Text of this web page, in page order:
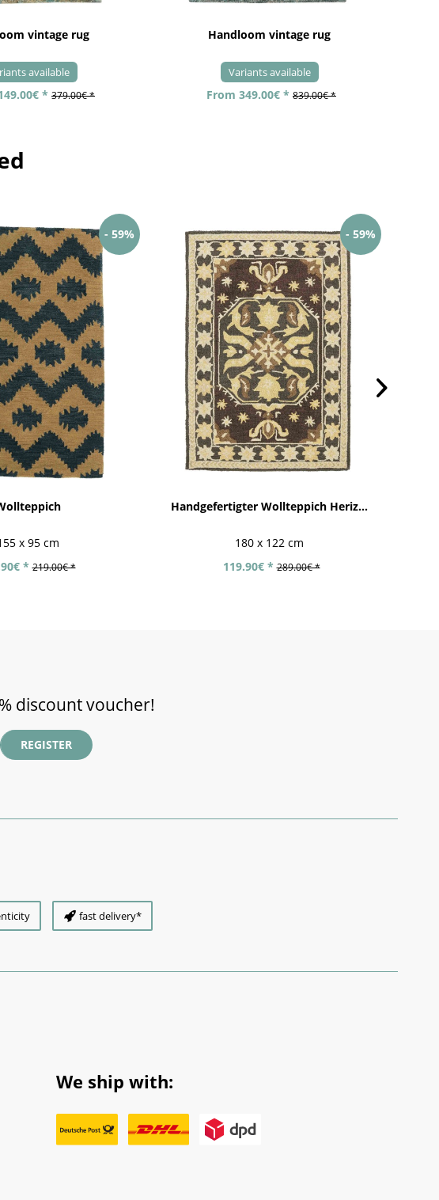
vintage rug
available
* 379.00€ *
Handloom vintage rug
Variants available
From 349.00€ * 839.00€ *
- 59%
x 95 cm
* 219.00€ *
- 59%
Handgefertigter Wollteppich Heriz...
180 x 122 cm
119.90€ * 289.00€ *
discount voucher!
REGISTER
fast delivery*
We ship with: